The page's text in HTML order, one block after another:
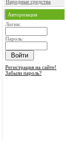
Народные средства
Авторизация
Логин:
Пароль:
Регистрация на сайте!
Забыли пароль?